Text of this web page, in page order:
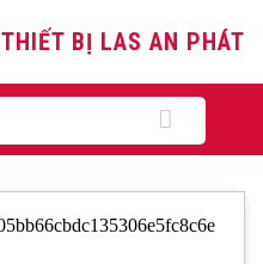
THIẾT BỊ LAS AN PHÁT